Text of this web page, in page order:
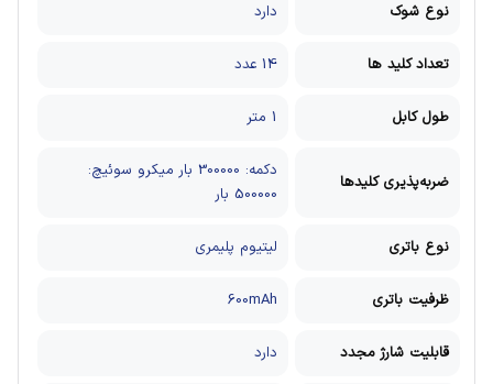
نوع شوک دارد
تعداد کلید ها 14 عدد
طول کابل 1 متر
ضربه‌پذیری کلیدها
دکمه: 300000 بار
میکرو سوئیچ:
500000 بار
نوع باتری لیتیوم پلیمری
ظرفیت باتری 600mAh
قابلیت شارژ مجدد دارد